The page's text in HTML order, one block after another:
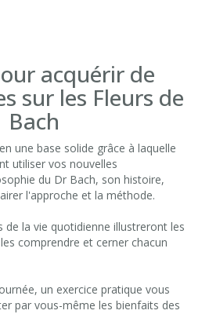
acquérir de
sur les Fleurs de
Bach
une base solide grâce à laquelle
utiliser vos nouvelles
du Dr Bach, son histoire,
l'approche et la méthode.
de la vie quotidienne illustreront les
comprendre et cerner chacun
un exercice pratique vous
par vous-même les bienfaits des